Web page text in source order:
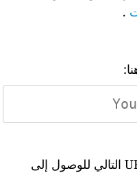
.
يمكنك بعد ذلك استخدام عنوان URL التالي للوصول إلى